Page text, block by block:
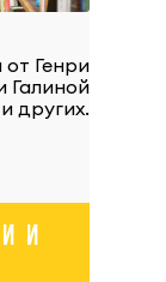
от Генри
Галиной
и других.